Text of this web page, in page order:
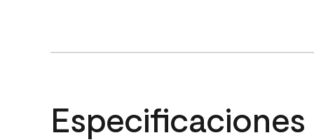
Especificaciones